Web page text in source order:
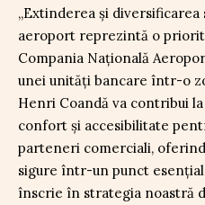
„Extinderea și
aeroport reprezintă o
Compania Națională
unei unități bancare într-o
Henri Coandă va contribui
confort și accesibilitate
parteneri comerciali,
sigure într-un punct
înscrie în strategia noastră